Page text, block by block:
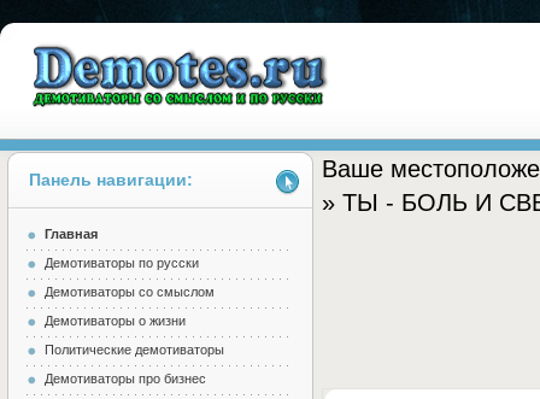
Demotes.ru
Ваше
» ТЫ - БОЛЬ И
Панель навигации:
Главная
Демотиваторы по русски
Демотиваторы со смыслом
Демотиваторы о жизни
Политические демотиваторы
Демотиваторы про бизнес